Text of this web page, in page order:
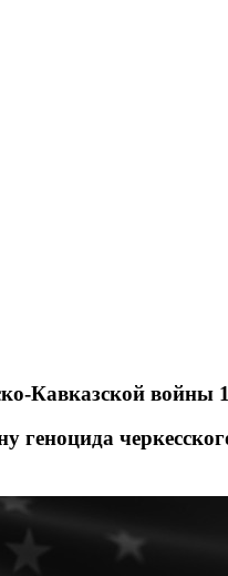
Кавказской войны